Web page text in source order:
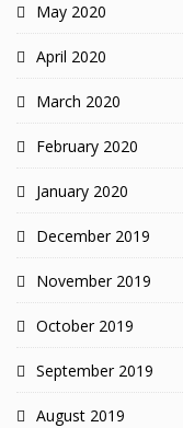
May 2020
April 2020
March 2020
February 2020
January 2020
December 2019
November 2019
October 2019
September 2019
August 2019